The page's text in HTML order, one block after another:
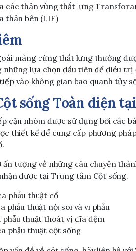
các thân vùng thắt lưng
thân bên (LIF)
màng cứng thắt lưng thường
lựa chọn đầu tiên để điều
vào không gian bao quanh tủy
sống Toàn diện
cận nhóm được sử dụng bởi các
thiết kế để cung cấp phương
ấn tượng về những câu chuyện
được tại Trung tâm Cột sống.
phẫu thuật cổ
phẫu thuật nội soi và vi phẫu
phẫu thuật thoát vị đĩa đệm
phẫu thuật cột sống